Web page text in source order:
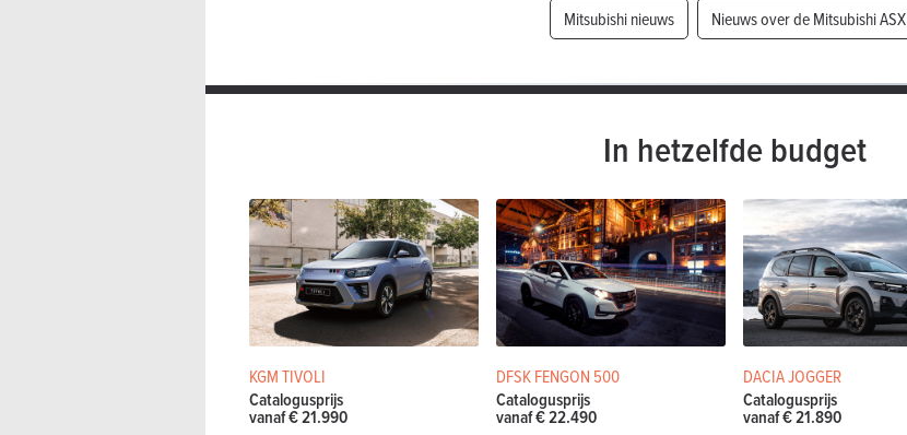
Mitsubishi nieuws Nieuws over de Mitsubishi ASX
In hetzelfde budget
KGM TIVOLI
Catalogusprijs
vanaf € 21.990
DFSK FENGON 500
Catalogusprijs
vanaf € 22.490
DACIA JOGGER
Catalogusprijs
vanaf € 21.890